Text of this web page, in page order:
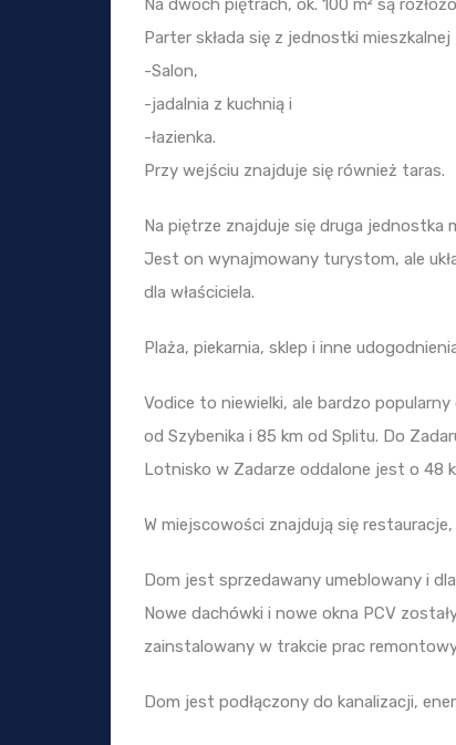
Na dwóch piętrach, ok. 100 m² są
Parter składa się z jednostki mieszkalnej
-Salon,
-jadalnia z kuchnią i
-łazienka.
Przy wejściu znajduje się również taras.
Na piętrze znajduje się druga jednostka
Jest on wynajmowany turystom, ale
dla właściciela.
Plaża, piekarnia, sklep i inne
Vodice to niewielki, ale bardzo
od Szybenika i 85 km od Splitu. Do
Lotnisko w Zadarze oddalone jest o 48
W miejscowości znajdują się
Dom jest sprzedawany umeblowany i
Nowe dachówki i nowe okna PCV
zainstalowany w trakcie prac
Dom jest podłączony do kanalizacji,